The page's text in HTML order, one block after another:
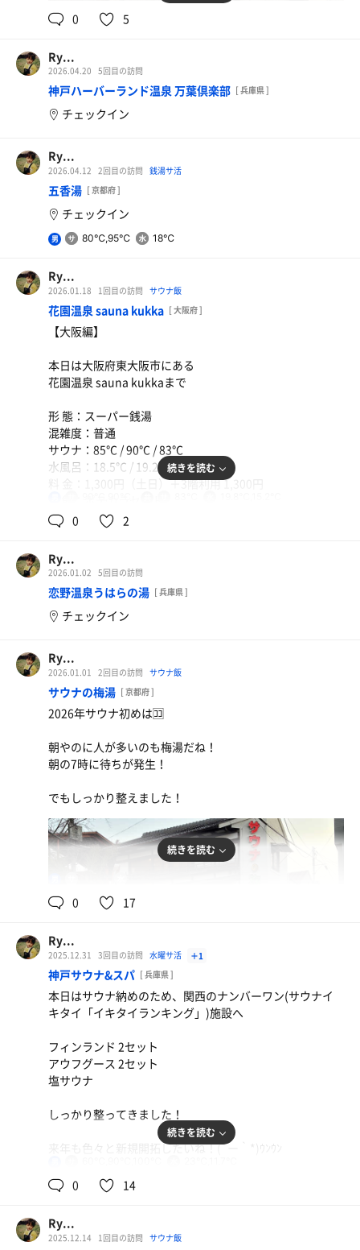
鉄板麺
オロポ
0 5
Ry...
2026.04.20 5回目の訪問
神戸ハーバーランド温泉 万葉倶楽部 [ 兵庫県 ]
チェックイン
Ry...
2026.04.12 2回目の訪問 銭湯サ活
五香湯 [ 京都府 ]
チェックイン
男 80℃,95℃ 18℃
Ry...
2026.01.18 1回目の訪問 サウナ飯
花園温泉 sauna kukka [ 大阪府 ]
【大阪編】
本日は大阪府東大阪市にある
花園温泉 sauna kukkaまで
形 態：スーパー銭湯
混雑度：普通
サウナ：85℃ / 90℃ / 83℃
水風呂：18.5℃ / 19.2℃ / 15.2℃
料 金：1,300円（土日）＋3階利用 1,300円
特 徴：2階のセルフロウリュウサウナは結構混んでいる。
りに人は居た。
3階の混浴サウナがめちゃめちゃ良い！(サウナ的意味で)
3段目4段目に座った時には最後まで居れないし、火傷する
レベルのロウリュに爆熱熱波！
1回で整った！
全体的にマナーの悪い人が何人か居たけど、こういうサウ
ナ施設ならあるあるかな？
もっとゆっくり来ればよかったと少し後悔！
東大阪方面に来た時は必ず立ち寄りたいね！
#サウナ #ドライサウナ #遠赤外線サウナ #ミストサウナ #
スチームサウナ #塩サウナ #フィンランド式サウナ #テン
ウナイキタイ #サ活 #サ道 #サウナ部
#ととのい #ととのう #サウナ巡り #ロウリュ #アウフグー
ス #熱波 #熱波師 #大阪府 #東大阪市 #saunakukka
#kukka
続きを読む
0 2
Ry...
2026.01.02 5回目の訪問
恋野温泉うはらの湯 [ 兵庫県 ]
チェックイン
Ry...
2026.01.01 2回目の訪問 サウナ飯
サウナの梅湯 [ 京都府 ]
2026年サウナ初めは🈁
朝やのに人が多いのも梅湯だね！
朝の7時に待ちが発生！
でもしっかり整えました！
続きを読む
0 17
Ry...
2025.12.31 3回目の訪問 水曜サ活 ＋1
神戸サウナ&スパ [ 兵庫県 ]
本日はサウナ納めのため、関西のナンバーワン(サウナイ
キタイ「イキタイランキング」)施設へ
フィンランド 2セット
アウフグース 2セット
塩サウナ
しっかり整ってきました！
来年も色々と新規開拓したいね！(´ー｀*)ｳﾝｳﾝ
皆様良いお年を~~~
続きを読む
0 14
Ry...
2025.12.14 1回目の訪問 サウナ飯